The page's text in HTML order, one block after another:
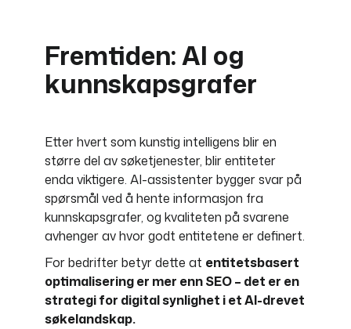
Fremtiden: AI og
kunnskapsgrafer
Etter hvert som kunstig intelligens blir en
større del av søketjenester, blir entiteter
enda viktigere. AI-assistenter bygger svar på
spørsmål ved å hente informasjon fra
kunnskapsgrafer, og kvaliteten på svarene
avhenger av hvor godt entitetene er definert.
For bedrifter betyr dette at entitetsbasert
optimalisering er mer enn SEO – det er en
strategi for digital synlighet i et AI-drevet
søkelandskap.